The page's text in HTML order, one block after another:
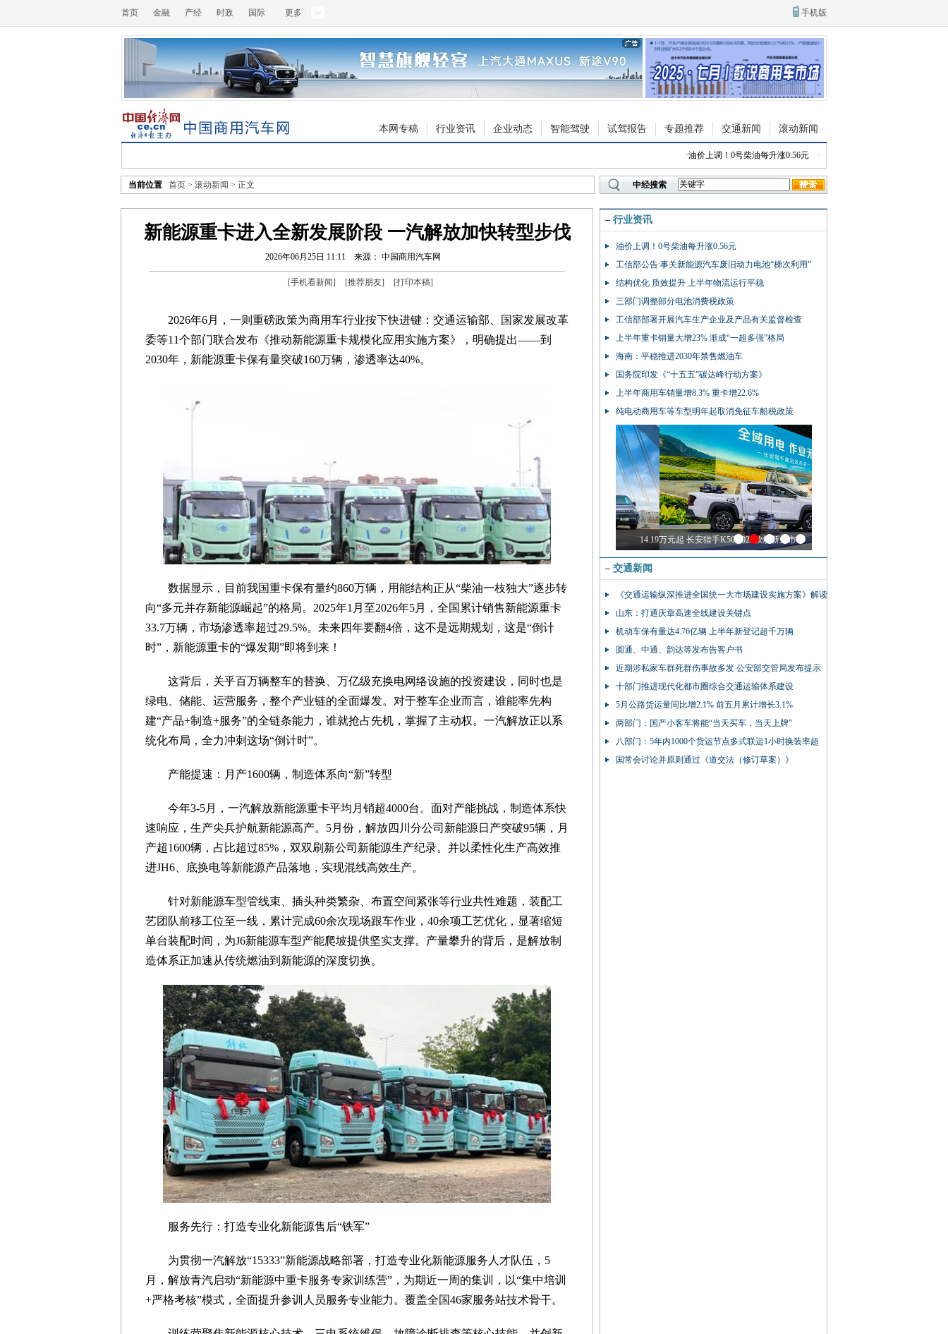
首页 金融 产经 时政 国际 更多 手机版
滚动新闻
交通新闻
专题推荐
试驾报告
智能驾驶
企业动态
行业资讯
本网专稿
油价上调！0号柴油每升涨0.56元·限时权益价9.88万起 依维柯全新聚星
当前位置 首页 > 滚动新闻 > 正文 中经搜索
新能源重卡进入全新发展阶段 一汽解放加快转型步伐
2026年06月25日 11:11 来源： 中国商用汽车网
[手机看新闻] [推荐朋友] [打印本稿]
2026年6月，一则重磅政策为商用车行业按下快进键：交通运输部、国家发展改革
委等11个部门联合发布《推动新能源重卡规模化应用实施方案》，明确提出——到
2030年，新能源重卡保有量突破160万辆，渗透率达40%。
数据显示，目前我国重卡保有量约860万辆，用能结构正从“柴油一枝独大”逐步转
向“多元并存新能源崛起”的格局。2025年1月至2026年5月，全国累计销售新能源重卡
33.7万辆，市场渗透率超过29.5%。未来四年要翻4倍，这不是远期规划，这是“倒计
时”，新能源重卡的“爆发期”即将到来！
这背后，关乎百万辆整车的替换、万亿级充换电网络设施的投资建设，同时也是
绿电、储能、运营服务，整个产业链的全面爆发。对于整车企业而言，谁能率先构
建“产品+制造+服务”的全链条能力，谁就抢占先机，掌握了主动权。一汽解放正以系
统化布局，全力冲刺这场“倒计时”。
产能提速：月产1600辆，制造体系向“新”转型
今年3-5月，一汽解放新能源重卡平均月销超4000台。面对产能挑战，制造体系快
速响应，生产尖兵护航新能源高产。5月份，解放四川分公司新能源日产突破95辆，月
产超1600辆，占比超过85%，双双刷新公司新能源生产纪录。并以柔性化生产高效推
进JH6、底换电等新能源产品落地，实现混线高效生产。
针对新能源车型管线束、插头种类繁杂、布置空间紧张等行业共性难题，装配工
艺团队前移工位至一线，累计完成60余次现场跟车作业，40余项工艺优化，显著缩短
单台装配时间，为J6新能源车型产能爬坡提供坚实支撑。产量攀升的背后，是解放制
造体系正加速从传统燃油到新能源的深度切换。
服务先行：打造专业化新能源售后“铁军”
为贯彻一汽解放“15333”新能源战略部署，打造专业化新能源服务人才队伍，5
月，解放青汽启动“新能源中重卡服务专家训练营”，为期近一周的集训，以“集中培训
+严格考核”模式，全面提升参训人员服务专业能力。覆盖全国46家服务站技术骨干。
– 行业资讯
油价上调！0号柴油每升涨0.56元
工信部公告:事关新能源汽车废旧动力电池“梯次利用”
结构优化 质效提升 上半年物流运行平稳
三部门调整部分电池消费税政策
工信部部署开展汽车生产企业及产品有关监督检查
上半年重卡销量大增23% 渐成“一超多强”格局
海南：平稳推进2030年禁售燃油车
国务院印发《“十五五”碳达峰行动方案》
上半年商用车销量增8.3% 重卡增22.6%
纯电动商用车等车型明年起取消免征车船税政策
14.19万元起 长安猎手K50 2026款焕新上市
– 交通新闻
《交通运输纵深推进全国统一大市场建设实施方案》解读
山东：打通庆章高速全线建设关键点
机动车保有量达4.76亿辆 上半年新登记超千万辆
圆通、中通、韵达等发布告客户书
近期涉私家车群死群伤事故多发 公安部交管局发布提示
十部门推进现代化都市圈综合交通运输体系建设
5月公路货运量同比增2.1% 前五月累计增长3.1%
两部门：国产小客车将能“当天买车，当天上牌”
八部门：5年内1000个货运节点多式联运1小时换装率超
90%
国常会讨论并原则通过《道交法（修订草案）》